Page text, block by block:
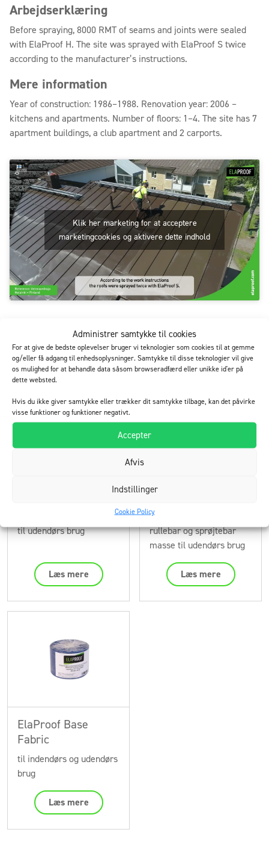
Administrer samtykke til cookies
For at give de bedste oplevelser bruger vi teknologier som cookies til at gemme
og/eller få adgang til enhedsoplysninger. Samtykke til disse teknologier vil give
os mulighed for at behandle data såsom browseradfærd eller unikke id'er på
dette websted.
Hvis du ikke giver samtykke eller trækker dit samtykke tilbage, kan det påvirke
visse funktioner og funktioner negativt.
Accepter
Afvis
Indstillinger
Cookie Policy
Arbejdserklæring
Before spraying, 8000 RMT of seams and joints were sealed
with ElaProof H. The site was sprayed with ElaProof S twice
according to the manufacturer’s instructions.
Mere information
Year of construction: 1986–1988. Renovation year: 2006 –
kitchens and apartments. Number of floors: 1–4. The site has 7
apartment buildings, a club apartment and 2 carports.
Klik her marketing for at acceptere
marketingcookies og aktivere dette indhold
Download dataene (pdf) Alle referencer
Produkter brugt på destinationen
til udendørs brug
Læs mere
ElaProof PRO S
rullebar og sprøjtebar
masse til udendørs brug
Læs mere
ElaProof Base
Fabric
til indendørs og udendørs
brug
Læs mere